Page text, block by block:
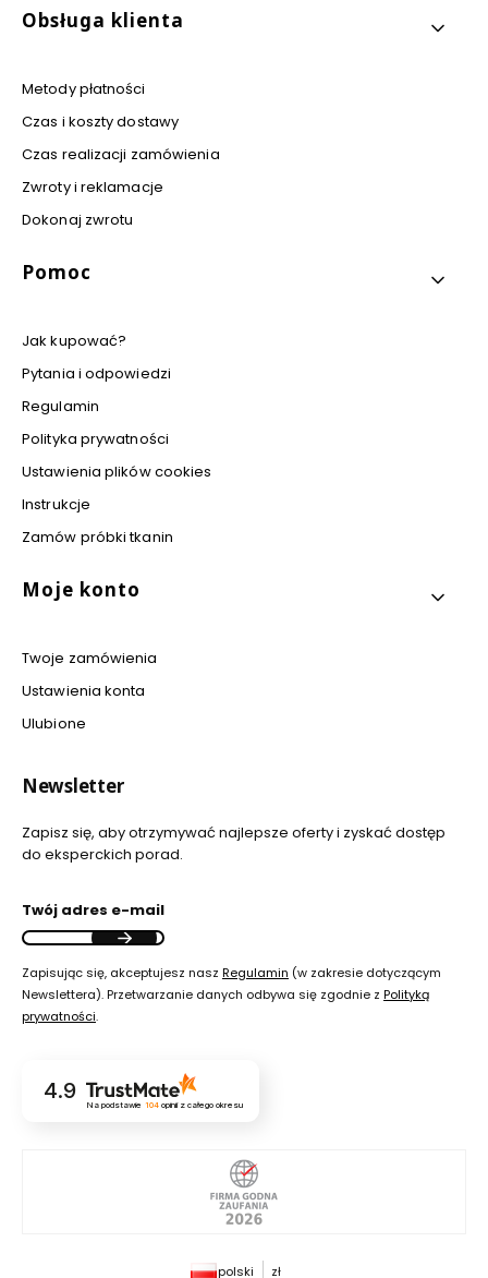
Obsługa klienta
Metody płatności
Czas i koszty dostawy
Czas realizacji zamówienia
Zwroty i reklamacje
Dokonaj zwrotu
Pomoc
Jak kupować?
Pytania i odpowiedzi
Regulamin
Polityka prywatności
Ustawienia plików cookies
Instrukcje
Zamów próbki tkanin
Moje konto
Twoje zamówienia
Ustawienia konta
Ulubione
Newsletter
Zapisz się, aby otrzymywać najlepsze oferty i zyskać dostęp
do eksperckich porad.
Twój adres e-mail
Zapisując się, akceptujesz nasz Regulamin (w zakresie dotyczącym
Newslettera). Przetwarzanie danych odbywa się zgodnie z Polityką
prywatności.
4.9
Na podstawie 104opinii z całego okresu
polski zł